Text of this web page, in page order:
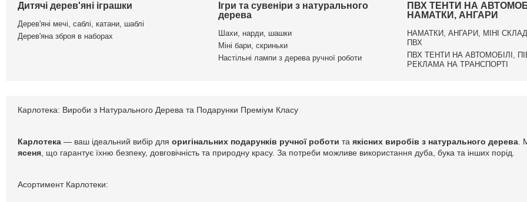
Дитячі дерев'яні іграшки
Дерев'яні мечі, саблі, катани, шаблі
Дерев'яна зброя в наборах
Ігри та сувеніри з натурального
дерева
Шахи, нарди, шашки
Міні бари, скриньки
Настільні лампи з дерева ручної роботи
ПВХ ТЕНТИ НА
НАМАТКИ, АНГАРИ
НАМАТКИ, АНГАРИ, МІНІ
ПВХ
ПВХ ТЕНТИ НА АВТОМОБІЛІ,
РЕКЛАМА НА ТРАНСПОРТІ
Карлотека: Вироби з Натурального Дерева та Подарунки Преміум Класу
Карлотека — ваш ідеальний вибір для оригінальних подарунків ручної роботи та якісних виробів з натурального дерева .
ясеня , що гарантує їхню безпеку, довговічність та природну красу. За потреби можливе використання дуба, бука та інших порід.
Асортимент Карлотеки: